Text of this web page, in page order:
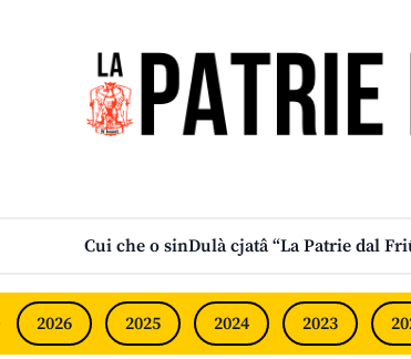
Cui che o sinDulà cjatâ “La Patrie dal
2026 2025 2024 2023